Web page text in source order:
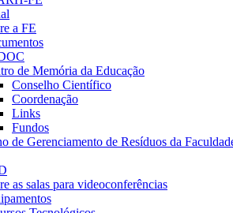
a FE
de Memória da Educação
Conselho Científico
Coordenação
Links
Fundos
de Gerenciamento de Resíduos da
as salas para videoconferências